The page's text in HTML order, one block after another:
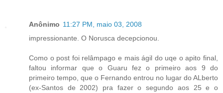
Anônimo 11:27 PM, maio 03, 2008
impressionante. O Norusca decepcionou.
Como o post foi relâmpago e mais ágil do uqe o apito final,
faltou informar que o Guaru fez o primeiro aos 9 do
primeiro tempo, que o Fernando entrou no lugar do ALberto
(ex-Santos de 2002) pra fazer o segundo aos 25 e o